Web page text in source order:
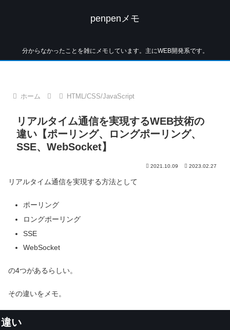
penpenメモ
分からなかったことを雑にメモしています。主にWEB開発系です。
ホーム HTML/CSS/JavaScript
リアルタイム通信を実現するWEB技術の
違い【ポーリング、ロングポーリング、
SSE、WebSocket】
2021.10.09 2023.02.27
リアルタイム通信を実現する方法として
ポーリング
ロングポーリング
SSE
WebSocket
の4つがあるらしい。
その違いをメモ。
違い